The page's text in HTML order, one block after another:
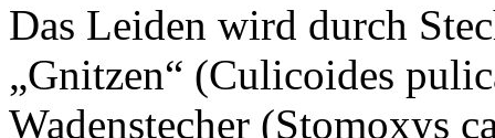
Das Leiden wird durch
„Gnitzen“ (Culicoides
Wadenstecher (Stomoxys